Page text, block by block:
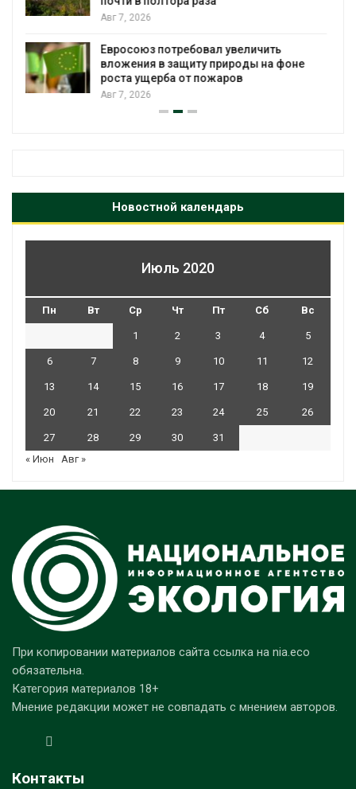
Американские экологи предупредили
противопожарной пены
Авг 7, 2026
Новостной календарь
Июль 2020
Пн Вт Ср Чт Пт Сб Вс
1 2 3 4 5
6 7 8 9 10 11 12
13 14 15 16 17 18 19
20 21 22 23 24 25 26
27 28 29 30
31
« Июн
Авг »
При копировании материалов сайта ссылка на nia.eco
обязательна.
Категория материалов 18+
Мнение редакции может не совпадать с мнением авторов.
Контакты